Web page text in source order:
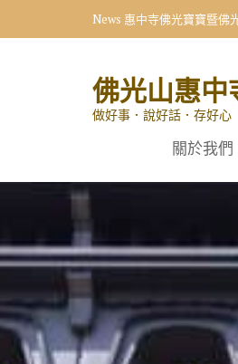
News 惠中寺佛光寶寶暨
佛光山惠中
做好事．說好話．存好心
關於我們